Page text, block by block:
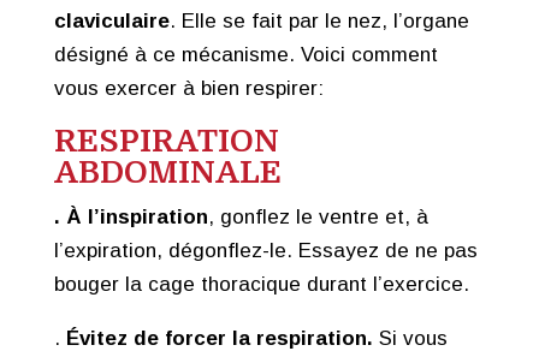
claviculaire. Elle se fait par le nez, l’organe
désigné à ce mécanisme. Voici comment
vous exercer à bien respirer:
RESPIRATION
ABDOMINALE
. À l’inspiration, gonflez le ventre et, à
l’expiration, dégonflez-le. Essayez de ne pas
bouger la cage thoracique durant l’exercice.
. Évitez de forcer la respiration. Si vous